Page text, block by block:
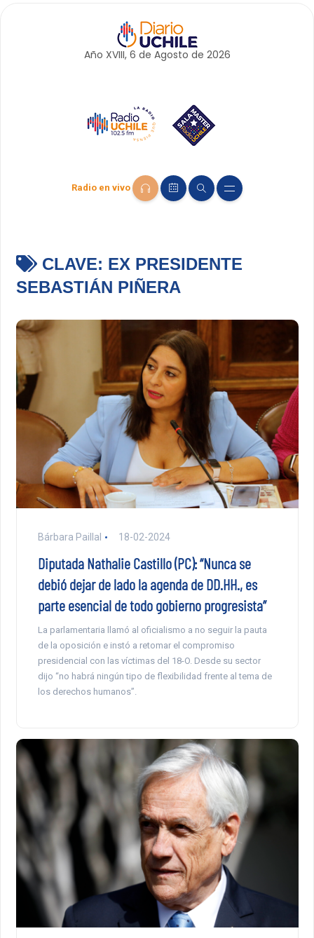
Año XVIII, 6 de Agosto de 2026
Radio en vivo
CLAVE: EX PRESIDENTE
SEBASTIÁN PIÑERA
Bárbara Paillal 18-02-2024
Diputada Nathalie Castillo (PC): “Nunca se
debió dejar de lado la agenda de DD.HH., es
parte esencial de todo gobierno progresista”
La parlamentaria llamó al oficialismo a no seguir la pauta
de la oposición e instó a retomar el compromiso
presidencial con las víctimas del 18-O. Desde su sector
dijo “no habrá ningún tipo de flexibilidad frente al tema de
los derechos humanos”.